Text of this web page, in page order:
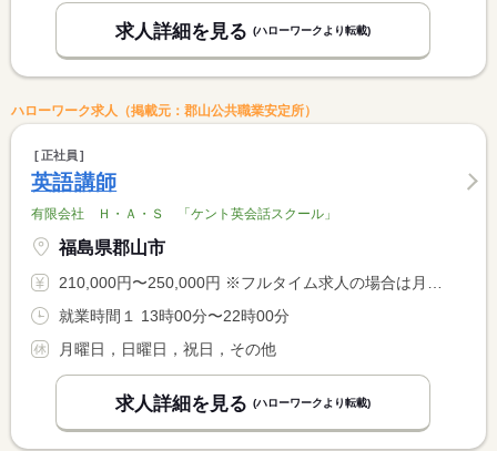
求人詳細を見る (ハローワークより転載)
ハローワーク求人（掲載元：郡山公共職業安定所）
正社員
英語講師
有限会社 Ｈ・Ａ・Ｓ 「ケント英会話スクール」
福島県郡山市
210,000円〜250,000円 ※フルタイム求人の場合は月額（換算額）、パート求人の場合は時間額を表示しています。
就業時間１ 13時00分〜22時00分
月曜日，日曜日，祝日，その他
求人詳細を見る (ハローワークより転載)